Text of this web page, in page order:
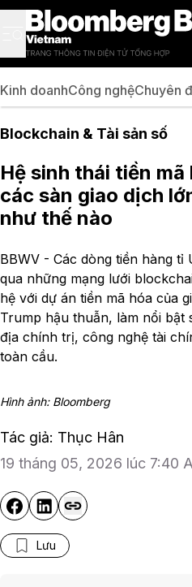
Kinh doanhCông nghệChuyên
Blockchain & Tài sản số
Hệ sinh thái tiền
các sàn giao dịch
như thế nào
BBWV - Các dòng tiền hàng
qua những mạng lưới
hệ với dự án tiền mã hóa của
Trump hậu thuẫn, làm nổi bật
địa chính trị, công nghệ tài
toàn cầu.
Hình ảnh: Bloomberg
Tác giả: Thục Hân
19 tháng 05, 2026 lúc 7:40
Lưu